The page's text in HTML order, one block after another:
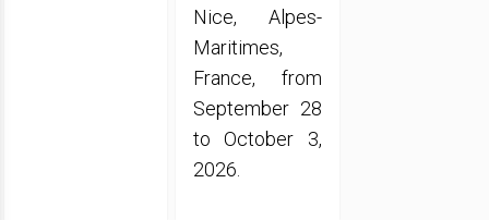
Nice, Alpes-
Maritimes,
France, from
September 28
to October 3,
2026.